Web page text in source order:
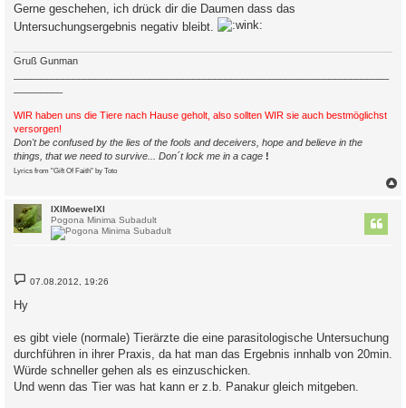
t
r
Gerne geschehen, ich drück dir die Daumen dass das
Untersuchungsergebnis negativ bleibt.
Gruß Gunman
WIR haben uns die Tiere nach Hause geholt, also sollten WIR sie auch bestmöglichst
versorgen!
Don't be confused by the lies of the fools and deceivers, hope and believe in the
things, that we need to survive... Don´t lock me in a cage !
Lyrics from "Gift Of Faith" by Toto
IXIMoeweIXI
Pogona Minima Subadult
B
e
t
g
07.08.2012, 19:26
Hy
es gibt viele (normale) Tierärzte die eine parasitologische Untersuchung
durchführen in ihrer Praxis, da hat man das Ergebnis innhalb von 20min.
Würde schneller gehen als es einzuschicken.
Und wenn das Tier was hat kann er z.b. Panakur gleich mitgeben.